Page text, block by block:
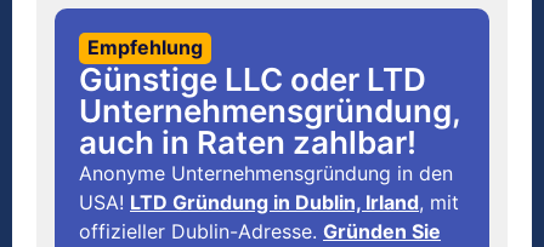
Empfehlung
Günstige LLC oder LTD
Unternehmensgründung,
auch in Raten zahlbar!
Anonyme Unternehmensgründung in den
USA! LTD Gründung in Dublin, Irland, mit
offizieller Dublin-Adresse. Gründen Sie